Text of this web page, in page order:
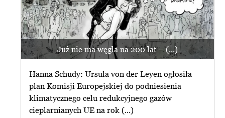
Już nie ma węgla na 200 lat – (...)
Hanna Schudy: Ursula von der Leyen ogłosiła
plan Komisji Europejskiej do podniesienia
klimatycznego celu redukcyjnego gazów
cieplarnianych UE na rok (...)